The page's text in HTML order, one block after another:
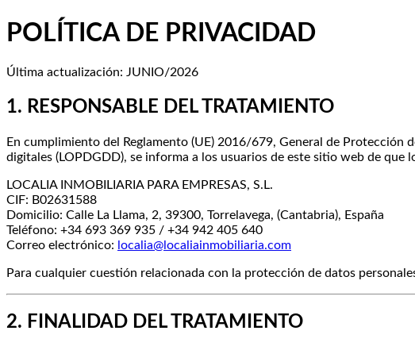
POLÍTICA DE PRIVACIDAD
Última actualización: JUNIO/2026
1. RESPONSABLE DEL TRATAMIENTO
En cumplimiento del Reglamento (UE) 2016/679, General de Protección
digitales (LOPDGDD), se informa a los usuarios de este sitio web de
LOCALIA INMOBILIARIA PARA EMPRESAS, S.L.
CIF: B02631588
Domicilio: Calle La Llama, 2, 39300, Torrelavega, (Cantabria), España
Teléfono: +34 693 369 935 / +34 942 405 640
Correo electrónico: localia@localiainmobiliaria.com
Para cualquier cuestión relacionada con la protección de datos
2. FINALIDAD DEL TRATAMIENTO